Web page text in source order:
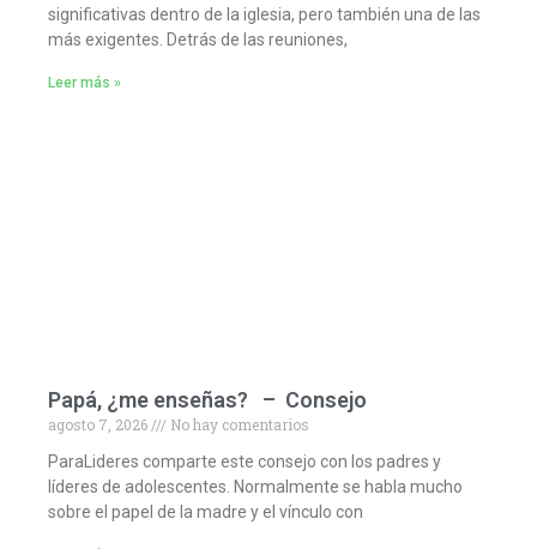
significativas dentro de la iglesia, pero también una de las
más exigentes. Detrás de las reuniones,
Leer más »
Papá, ¿me enseñas? – Consejo
agosto 7, 2026
No hay comentarios
ParaLideres comparte este consejo con los padres y
líderes de adolescentes. Normalmente se habla mucho
sobre el papel de la madre y el vínculo con